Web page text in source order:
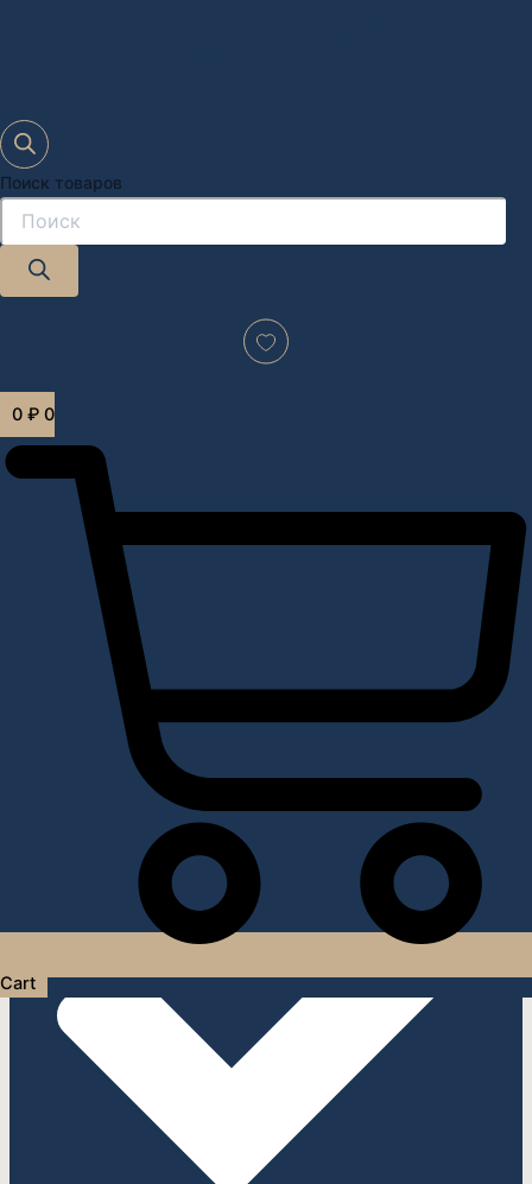
Поиск товаров
0 ₽ 0
Cart
Дизайн-проект "под ключ" в Москве
Услуги дизайнера интерьера